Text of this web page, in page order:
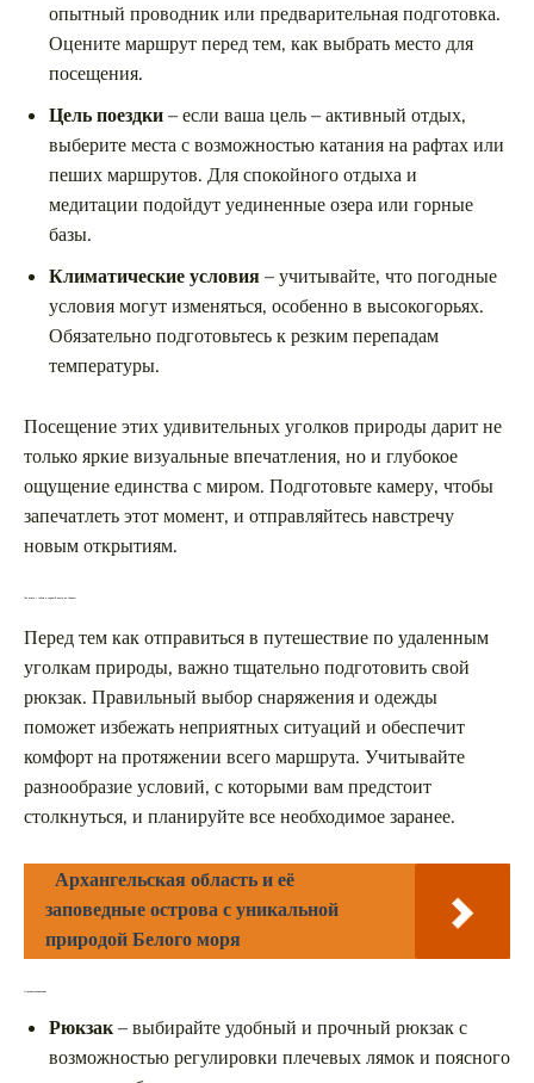
опытный проводник или предварительная подготовка.
Оцените маршрут перед тем, как выбрать место для
посещения.
Цель поездки– если ваша цель – активный отдых,
выберите места с возможностью катания на рафтах или
пеших маршрутов. Для спокойного отдыха и
медитации подойдут уединенные озера или горные
базы.
Климатические условия– учитывайте, что погодные
условия могут изменяться, особенно в высокогорьях.
Обязательно подготовьтесь к резким перепадам
температуры.
Посещение этих удивительных уголков природы дарит не
только яркие визуальные впечатления, но и глубокое
ощущение единства с миром. Подготовьте камеру, чтобы
запечатлеть этот момент, и отправляйтесь навстречу
новым открытиям.
Что взять с собой в горный поход по Саянам
Перед тем как отправиться в путешествие по удаленным
уголкам природы, важно тщательно подготовить свой
рюкзак. Правильный выбор снаряжения и одежды
поможет избежать неприятных ситуаций и обеспечит
комфорт на протяжении всего маршрута. Учитывайте
разнообразие условий, с которыми вам предстоит
столкнуться, и планируйте все необходимое заранее.
Архангельская область и её
заповедные острова с уникальной
природой Белого моря
Основное снаряжение
Рюкзак– выбирайте удобный и прочный рюкзак с
возможностью регулировки плечевых лямок и поясного